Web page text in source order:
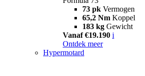
73 pk Vermogen
65,2 Nm Koppel
183 kg Gewicht
Vanaf €19.190 i
Ontdek meer
Hypermotard